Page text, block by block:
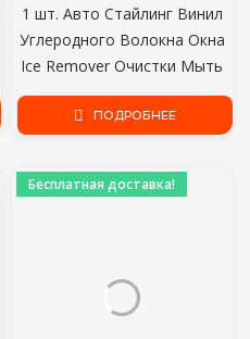
1 шт. Авто Стайлинг Винил
Углеродного Волокна Окна
Ice Remover Очистки Мыть
Автомобиль Скребок С
Войлоком Ракель
Упаковка 10x7 см
ПОДРОБНЕЕ
Бесплатная доставка!